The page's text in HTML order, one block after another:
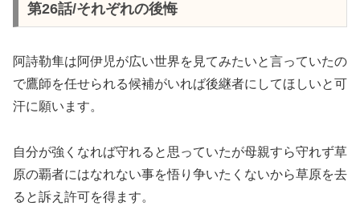
第26話/それぞれの後悔
阿詩勒隼は阿伊児が広い世界を見てみたいと言っていたの
で鷹師を任せられる候補がいれば後継者にしてほしいと可
汗に願います。
自分が強くなれば守れると思っていたが母親すら守れず草
原の覇者にはなれない事を悟り争いたくないから草原を去
ると訴え許可を得ます。